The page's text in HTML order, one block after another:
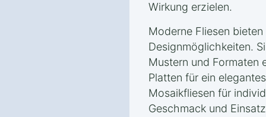
Wirkung erzielen.
Moderne Fliesen
Designmöglichkeiten.
Mustern und Formaten
Platten für ein
Mosaikfliesen für
Geschmack und